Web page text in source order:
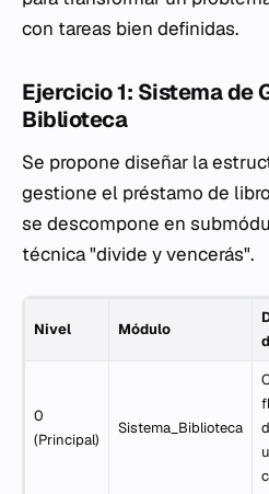
con tareas bien definidas.
Ejercicio 1: Sistema de
Biblioteca
Se propone diseñar la
gestione el préstamo de
se descompone en
técnica "divide y vencerás".
Nivel Módulo
0
(Principal)
Sistema_Biblioteca